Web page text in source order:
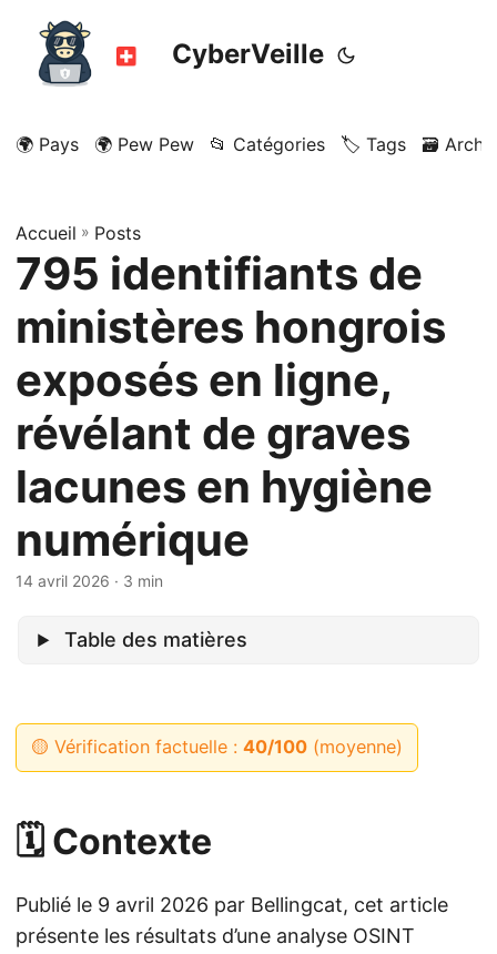
CyberVeille
🌍 Pays 🌍 Pew Pew 📂 Catégories 🏷️ Tags 🗃️
Accueil » Posts
795 identifiants de
ministères hongrois
exposés en ligne,
révélant de graves
lacunes en hygiène
numérique
14 avril 2026 · 3 min
Table des matières
🟡 Vérification factuelle : 40/100(moyenne)
🗓️ Contexte
Publié le 9 avril 2026 par Bellingcat, cet article
présente les résultats d’une analyse OSINT